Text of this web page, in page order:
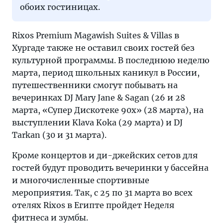
обоих гостиницах.
Rixos Premium Magawish Suites & Villas в
Хургаде также не оставил своих гостей без
культурной программы. В последнюю неделю
марта, период школьных каникул в России,
путешественники смогут побывать на
вечеринках DJ Mary Jane & Sagan (26 и 28
марта, «Супер Дискотеке 90х» (28 марта), на
выступлении Klava Koka (29 марта) и DJ
Tarkan (30 и 31 марта).
Кроме концертов и ди-джейских сетов для
гостей будут проводить вечеринки у бассейна
и многочисленные спортивные
мероприятия. Так, с 25 по 31 марта во всех
отелях Rixos в Египте пройдет Неделя
фитнеса и зумбы.